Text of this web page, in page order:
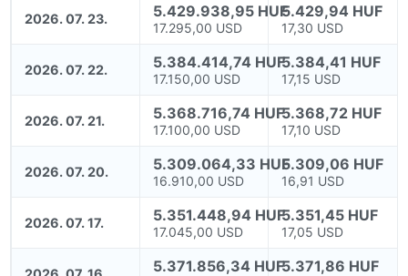
2026. 07. 23. 5.429.938,95 HUF
17.295,00 USD
5.429,94 HUF
17,30 USD
2026. 07. 22. 5.384.414,74 HUF
17.150,00 USD
5.384,41 HUF
17,15 USD
2026. 07. 21. 5.368.716,74 HUF
17.100,00 USD
5.368,72 HUF
17,10 USD
2026. 07. 20. 5.309.064,33 HUF
16.910,00 USD
5.309,06 HUF
16,91 USD
2026. 07. 17. 5.351.448,94 HUF
17.045,00 USD
5.351,45 HUF
17,05 USD
5.371.856,34 HUF5.371,86 HUF